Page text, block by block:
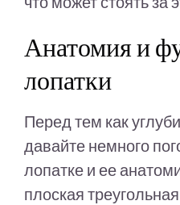
Анатомия и
лопатки
Перед тем как
давайте немного
лопатке и ее
плоская